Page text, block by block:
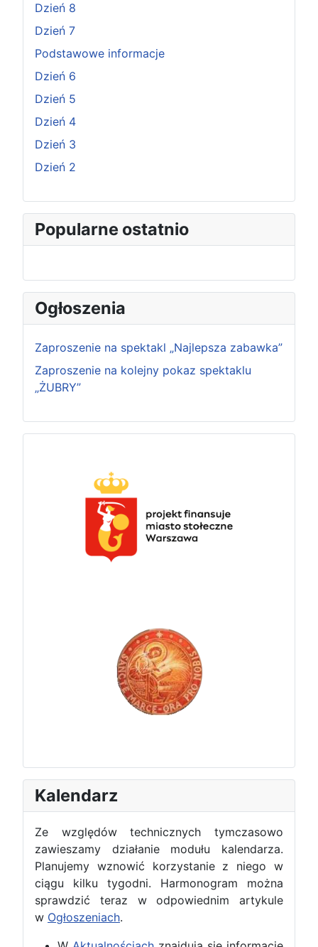
Dzień 8
Dzień 7
Podstawowe informacje
Dzień 6
Dzień 5
Dzień 4
Dzień 3
Dzień 2
Popularne ostatnio
Ogłoszenia
Zaproszenie na spektakl „Najlepsza zabawka”
Zaproszenie na kolejny pokaz spektaklu
„ŻUBRY”
Kalendarz
Ze względów technicznych tymczasowo
zawieszamy działanie modułu kalendarza.
Planujemy wznowić korzystanie z niego w
ciągu kilku tygodni. Harmonogram można
sprawdzić teraz w odpowiednim artykule
w Ogłoszeniach.